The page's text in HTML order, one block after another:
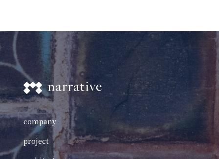
company
project